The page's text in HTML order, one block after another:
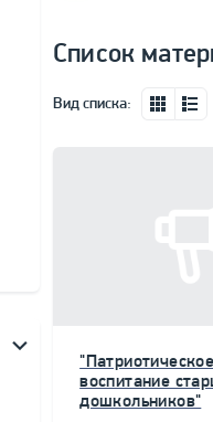
Список
Вид списка:
воспитание
дошкольников"